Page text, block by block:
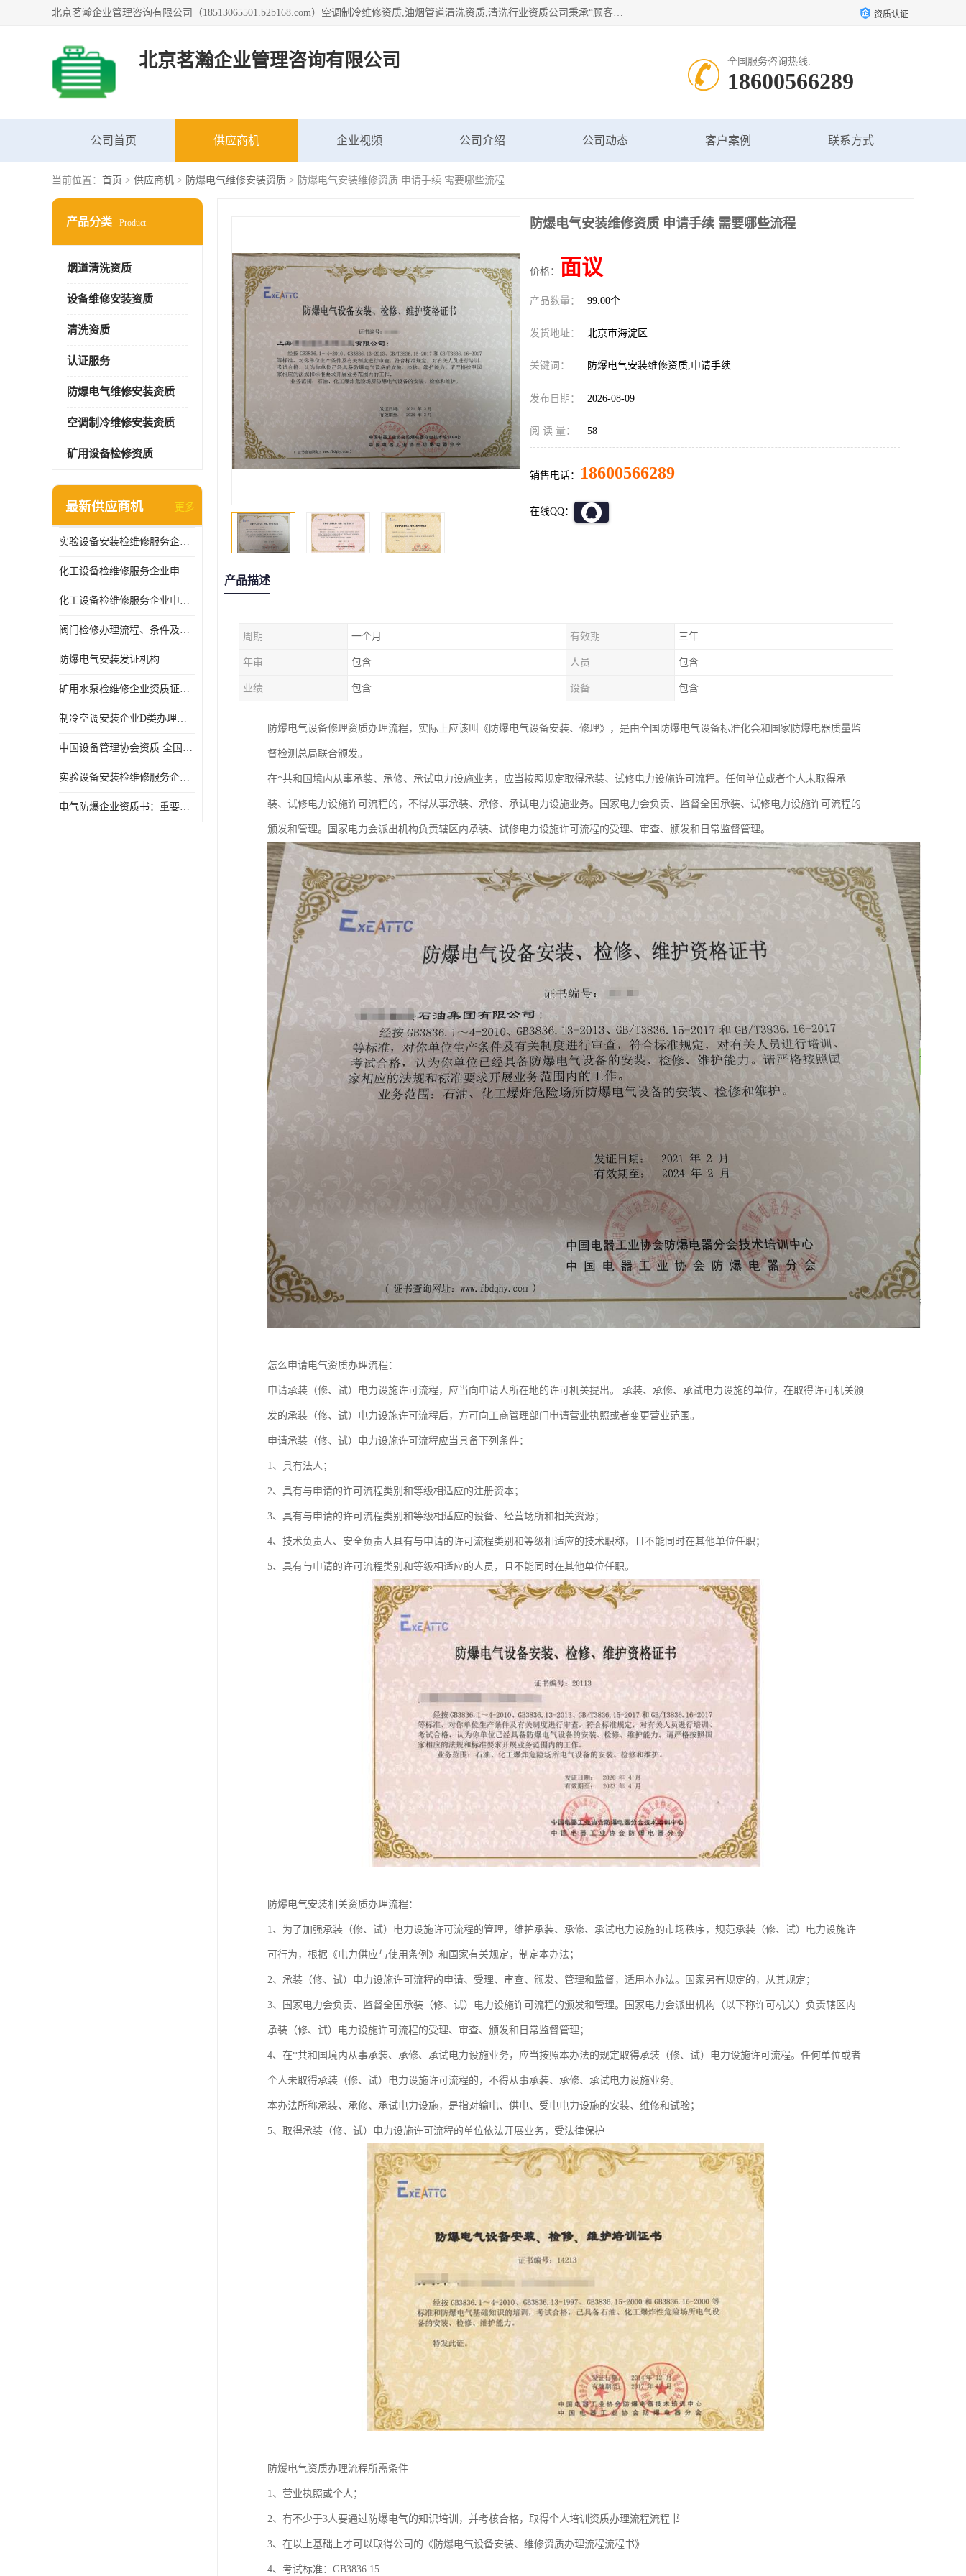
北京茗瀚企业管理咨询有限公司（18513065501.b2b168.com）空调制冷维修资质,油烟管道清洗资质,清洗行业资质公司秉承“顾客至上，锐意进缺的经营理念，我们提供高质量的产品，坚持“客户”的原则为广大客户提供贴心服务。如果你对公司的产品感兴趣，可以联系高经理，我们会用好的产品和服务让您满意。 资质认证
北京茗瀚企业管理咨询有限公司 全国服务咨询热线:
18600566289
公司首页 供应商机 企业视频 公司介绍 公司动态 客户案例 联系方式
当前位置： 首页 > 供应商机 > 防爆电气维修安装资质 > 防爆电气安装维修资质 申请手续 需要哪些流程
产品分类 Product
烟道清洗资质
设备维修安装资质
清洗资质
认证服务
防爆电气维修安装资质
空调制冷维修安装资质
矿用设备检修资质
最新供应商机 更多
实验设备安装检维修服务企业申报要求和流程
化工设备检维修服务企业申报条件.
化工设备检维修服务企业申报条件
阀门检修办理流程、条件及费用
防爆电气安装发证机构
矿用水泵检维修企业资质证办理流程及费用
制冷空调安装企业D类办理要求
中国设备管理协会资质 全国均可办理
实验设备安装检维修服务企业申报要求和流程.
​电气防爆企业资质书：重要性及作用
防爆电气安装维修资质 申请手续 需要哪些流程
价格： 面议
产品数量： 99.00个
发货地址： 北京市海淀区
关键词： 防爆电气安装维修资质,申请手续
发布日期： 2026-08-09
阅 读 量： 58
销售电话： 18600566289
在线QQ：
产品描述
周期 一个月 有效期 三年
年审 包含 人员 包含
业绩 包含 设备 包含
防爆电气设备修理资质办理流程，实际上应该叫《防爆电气设备安装、修理》，是由全国防爆电气设备标准化会和国家防爆电器质量监
督检测总局联合颁发。
在*共和国境内从事承装、承修、承试电力设施业务，应当按照规定取得承装、试修电力设施许可流程。任何单位或者个人未取得承
装、试修电力设施许可流程的，不得从事承装、承修、承试电力设施业务。国家电力会负责、监督全国承装、试修电力设施许可流程的
颁发和管理。国家电力会派出机构负责辖区内承装、试修电力设施许可流程的受理、审查、颁发和日常监督管理。
怎么申请电气资质办理流程：
申请承装（修、试）电力设施许可流程，应当向申请人所在地的许可机关提出。 承装、承修、承试电力设施的单位，在取得许可机关颁
发的承装（修、试）电力设施许可流程后，方可向工商管理部门申请营业执照或者变更营业范围。
申请承装（修、试）电力设施许可流程应当具备下列条件：
1、具有法人；
2、具有与申请的许可流程类别和等级相适应的注册资本；
3、具有与申请的许可流程类别和等级相适应的设备、经营场所和相关资源；
4、技术负责人、安全负责人具有与申请的许可流程类别和等级相适应的技术职称，且不能同时在其他单位任职；
5、具有与申请的许可流程类别和等级相适应的人员，且不能同时在其他单位任职。
防爆电气安装相关资质办理流程：
1、为了加强承装（修、试）电力设施许可流程的管理，维护承装、承修、承试电力设施的市场秩序，规范承装（修、试）电力设施许
可行为，根据《电力供应与使用条例》和国家有关规定，制定本办法；
2、承装（修、试）电力设施许可流程的申请、受理、审查、颁发、管理和监督，适用本办法。国家另有规定的，从其规定；
3、国家电力会负责、监督全国承装（修、试）电力设施许可流程的颁发和管理。国家电力会派出机构（以下称许可机关）负责辖区内
承装（修、试）电力设施许可流程的受理、审查、颁发和日常监督管理；
4、在*共和国境内从事承装、承修、承试电力设施业务，应当按照本办法的规定取得承装（修、试）电力设施许可流程。任何单位或者
个人未取得承装（修、试）电力设施许可流程的，不得从事承装、承修、承试电力设施业务。
本办法所称承装、承修、承试电力设施，是指对输电、供电、受电电力设施的安装、维修和试验；
5、取得承装（修、试）电力设施许可流程的单位依法开展业务，受法律保护
防爆电气资质办理流程所需条件
1、营业执照或个人；
2、有不少于3人要通过防爆电气的知识培训，并考核合格，取得个人培训资质办理流程流程书
3、在以上基础上才可以取得公司的《防爆电气设备安装、维修资质办理流程流程书》
4、考试标准：GB3836.15